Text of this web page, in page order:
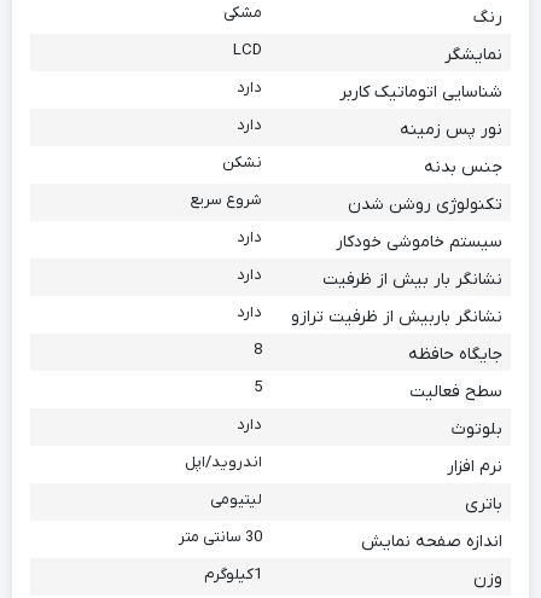
رنگ مشکی
نمایشگر LCD
شناسایی اتوماتیک کاربر دارد
نور پس زمینه دارد
جنس بدنه نشکن
تکنولوژی روشن شدن شروع سریع
سیستم خاموشی خودکار دارد
نشانگر بار بیش از ظرفیت دارد
نشانگر باربیش از ظرفیت ترازو دارد
جایگاه حافظه 8
سطح فعالیت 5
بلوتوث دارد
نرم افزار اندروید/اپل
باتری لیتیومی
اندازه صفحه نمایش 30 سانتی متر
وزن 1کیلوگرم